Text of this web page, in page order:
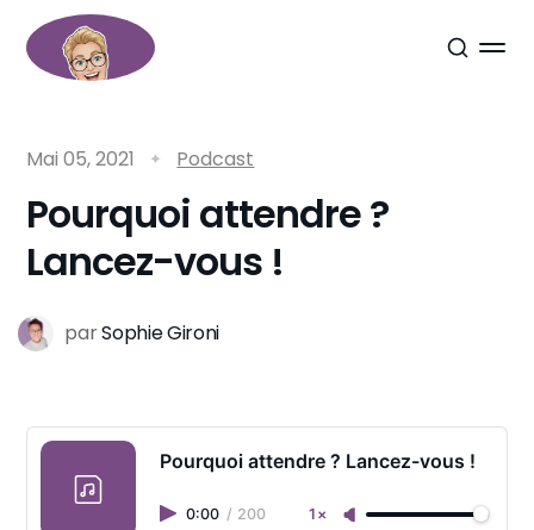
Mai 05, 2021 Podcast
Pourquoi attendre ?
Lancez-vous !
parSophie Gironi
Pourquoi attendre ? Lancez-vous !
0:00 / 200 1×